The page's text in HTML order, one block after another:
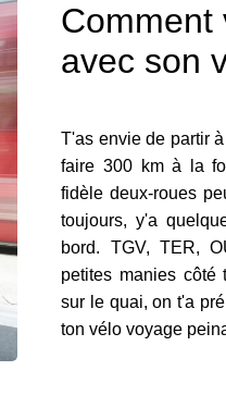
Comment
avec son
T'as envie de partir
faire 300 km à la
fidèle deux-roues
toujours, y'a
bord. TGV, TER,
petites manies côté
sur le quai, on t'a
ton vélo voyage